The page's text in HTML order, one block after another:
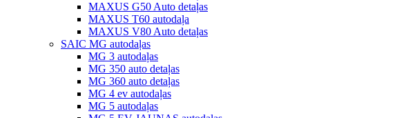
MAXUS G50 Auto detaļas
MAXUS T60 autodaļa
MAXUS V80 Auto detaļas
SAIC MG autodaļas
MG 3 autodaļas
MG 350 auto detaļas
MG 360 auto detaļas
MG 4 ev autodaļas
MG 5 autodaļas